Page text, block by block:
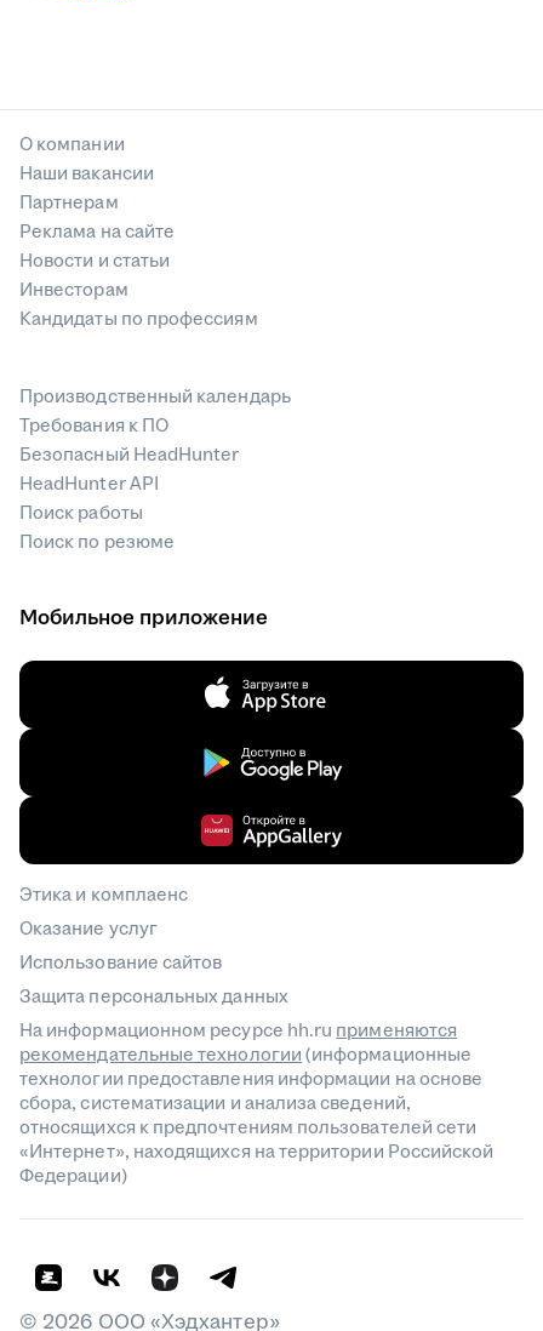
О компании
Наши вакансии
Партнерам
Реклама на сайте
Новости и статьи
Инвесторам
Кандидаты по профессиям
Производственный календарь
Требования к ПО
Безопасный HeadHunter
HeadHunter API
Поиск работы
Поиск по резюме
Мобильное приложение
Этика и комплаенс
Оказание услуг
Использование сайтов
Защита персональных данных
На информационном ресурсе hh.ru применяются
рекомендательные технологии(информационные
технологии предоставления информации на основе
сбора, систематизации и анализа сведений,
относящихся к предпочтениям пользователей сети
«Интернет», находящихся на территории Российской
Федерации)
© 2026 ООО «Хэдхантер»